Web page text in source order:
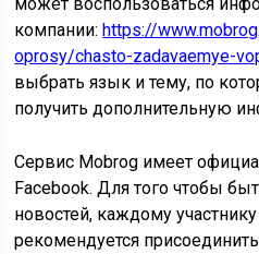
может воспользоваться
компании: https://
oprosy/chasto-zadavaemye-
выбрать язык и тему, по
получить дополнительную
Сервис Mobrog имеет
Facebook. Для того чтобы
новостей, каждому
рекомендуется